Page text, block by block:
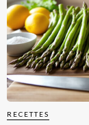
RECETTES